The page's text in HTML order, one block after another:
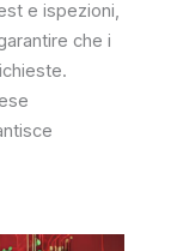
e ispezioni,
che i